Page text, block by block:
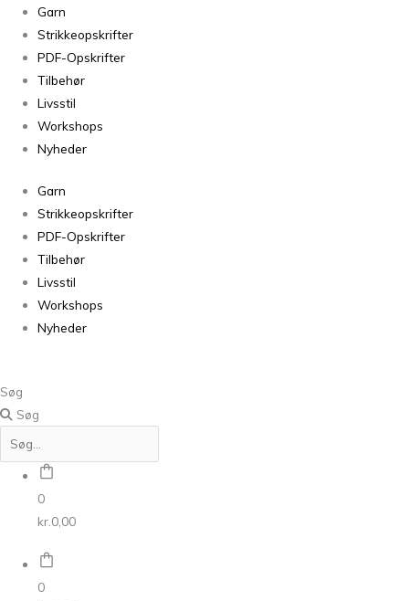
Garn
Strikkeopskrifter
PDF-Opskrifter
Tilbehør
Livsstil
Workshops
Nyheder
Garn
Strikkeopskrifter
PDF-Opskrifter
Tilbehør
Livsstil
Workshops
Nyheder
Søg
Søg
0
kr. 0,00
0
Isager
Jensen
Yarn
antal